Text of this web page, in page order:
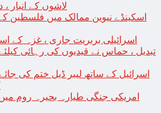
لاشوں کے انبار ،
اسرائیلی بربریت جاری ، غزہ کے
تبدیل ، حماس نے قیدیوں کی رہائی
اسرائیل کے ساتھ لیبر ڈیل ختم کی